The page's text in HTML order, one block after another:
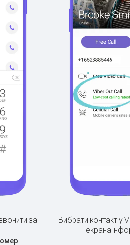
за
Вибрати контакт у
екрана